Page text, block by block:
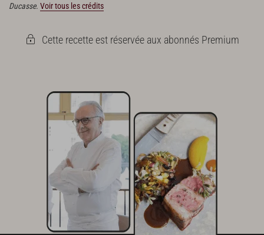
Ducasse. Voir tous les crédits
Cette recette est réservée aux abonnés Premium